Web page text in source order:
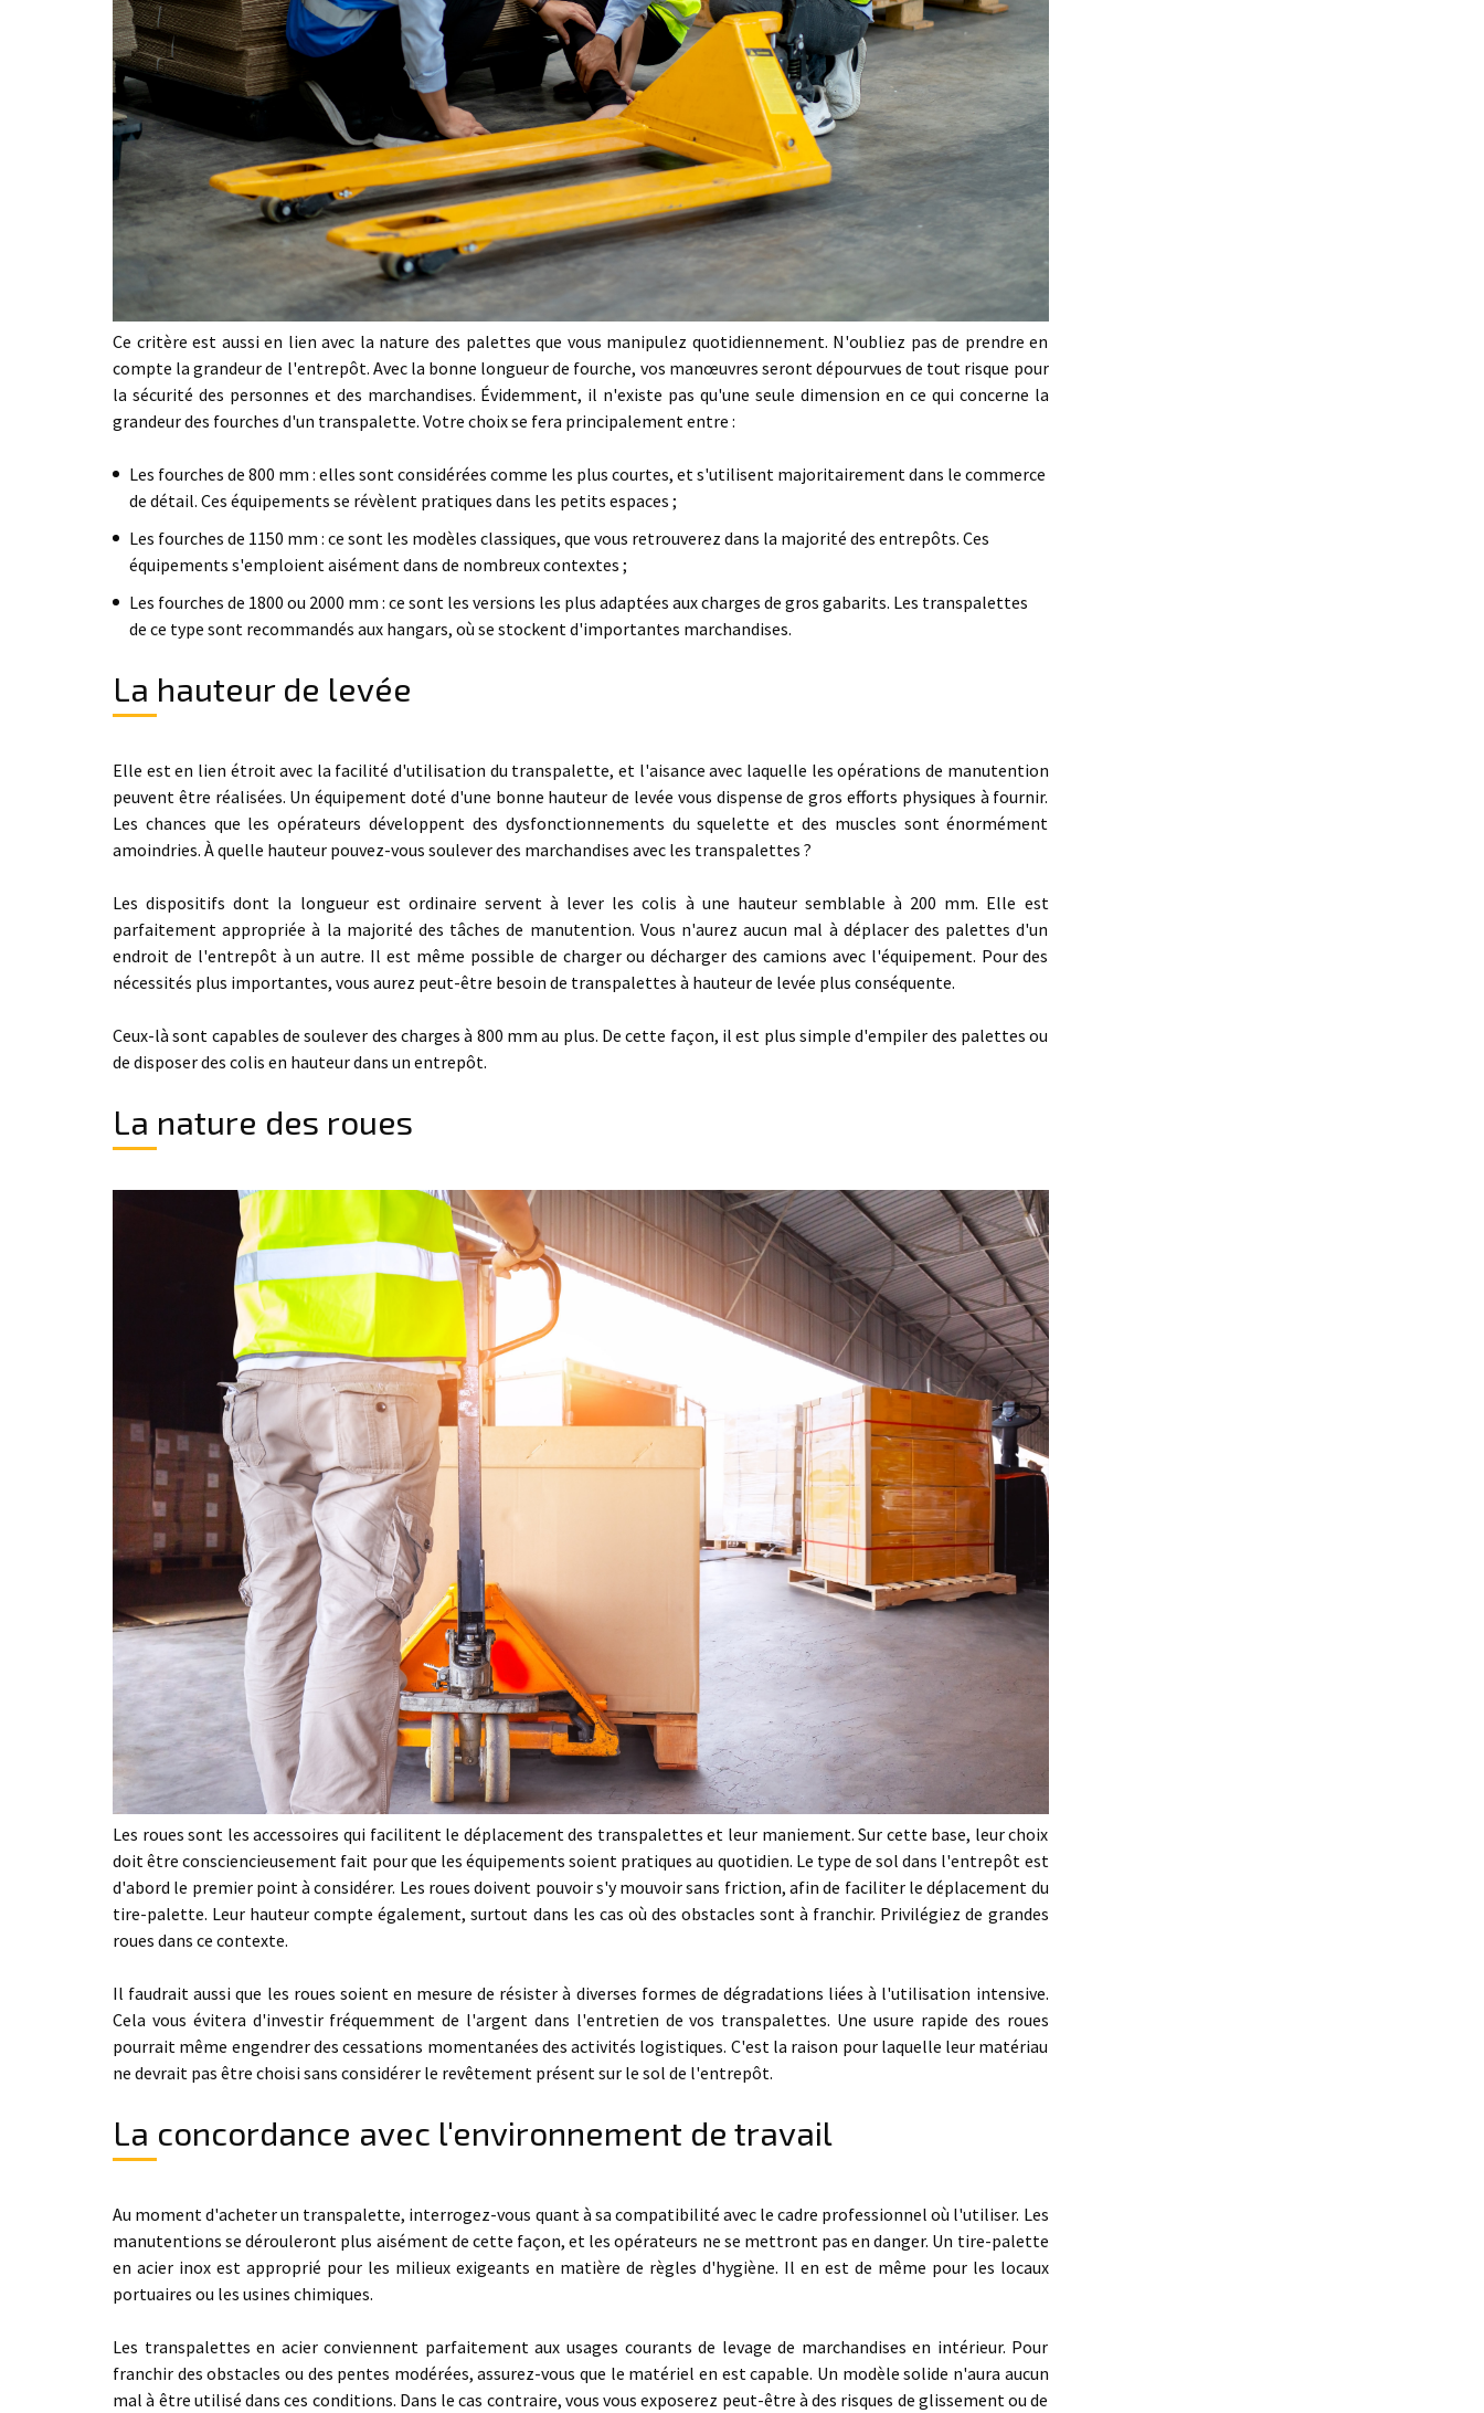
Ce critère est aussi en lien avec la nature des palettes que vous manipulez quotidiennement. N'oubliez pas de prendre en
compte la grandeur de l'entrepôt. Avec la bonne longueur de fourche, vos manœuvres seront dépourvues de tout risque pour
la sécurité des personnes et des marchandises. Évidemment, il n'existe pas qu'une seule dimension en ce qui concerne la
grandeur des fourches d'un transpalette. Votre choix se fera principalement entre :
Les fourches de 800 mm : elles sont considérées comme les plus courtes, et s'utilisent majoritairement dans le commerce
de détail. Ces équipements se révèlent pratiques dans les petits espaces ;
Les fourches de 1150 mm : ce sont les modèles classiques, que vous retrouverez dans la majorité des entrepôts. Ces
équipements s'emploient aisément dans de nombreux contextes ;
Les fourches de 1800 ou 2000 mm : ce sont les versions les plus adaptées aux charges de gros gabarits. Les transpalettes
de ce type sont recommandés aux hangars, où se stockent d'importantes marchandises.
La hauteur de levée
Elle est en lien étroit avec la facilité d'utilisation du transpalette, et l'aisance avec laquelle les opérations de manutention
peuvent être réalisées. Un équipement doté d'une bonne hauteur de levée vous dispense de gros efforts physiques à fournir.
Les chances que les opérateurs développent des dysfonctionnements du squelette et des muscles sont énormément
amoindries. À quelle hauteur pouvez-vous soulever des marchandises avec les transpalettes ?
Les dispositifs dont la longueur est ordinaire servent à lever les colis à une hauteur semblable à 200 mm. Elle est
parfaitement appropriée à la majorité des tâches de manutention. Vous n'aurez aucun mal à déplacer des palettes d'un
endroit de l'entrepôt à un autre. Il est même possible de charger ou décharger des camions avec l'équipement. Pour des
nécessités plus importantes, vous aurez peut-être besoin de transpalettes à hauteur de levée plus conséquente.
Ceux-là sont capables de soulever des charges à 800 mm au plus. De cette façon, il est plus simple d'empiler des palettes ou
de disposer des colis en hauteur dans un entrepôt.
La nature des roues
Les roues sont les accessoires qui facilitent le déplacement des transpalettes et leur maniement. Sur cette base, leur choix
doit être consciencieusement fait pour que les équipements soient pratiques au quotidien. Le type de sol dans l'entrepôt est
d'abord le premier point à considérer. Les roues doivent pouvoir s'y mouvoir sans friction, afin de faciliter le déplacement du
tire-palette. Leur hauteur compte également, surtout dans les cas où des obstacles sont à franchir. Privilégiez de grandes
roues dans ce contexte.
Il faudrait aussi que les roues soient en mesure de résister à diverses formes de dégradations liées à l'utilisation intensive.
Cela vous évitera d'investir fréquemment de l'argent dans l'entretien de vos transpalettes. Une usure rapide des roues
pourrait même engendrer des cessations momentanées des activités logistiques. C'est la raison pour laquelle leur matériau
ne devrait pas être choisi sans considérer le revêtement présent sur le sol de l'entrepôt.
La concordance avec l'environnement de travail
Au moment d'acheter un transpalette, interrogez-vous quant à sa compatibilité avec le cadre professionnel où l'utiliser. Les
manutentions se dérouleront plus aisément de cette façon, et les opérateurs ne se mettront pas en danger. Un tire-palette
en acier inox est approprié pour les milieux exigeants en matière de règles d'hygiène. Il en est de même pour les locaux
portuaires ou les usines chimiques.
Les transpalettes en acier conviennent parfaitement aux usages courants de levage de marchandises en intérieur. Pour
franchir des obstacles ou des pentes modérées, assurez-vous que le matériel en est capable. Un modèle solide n'aura aucun
mal à être utilisé dans ces conditions. Dans le cas contraire, vous vous exposerez peut-être à des risques de glissement ou de